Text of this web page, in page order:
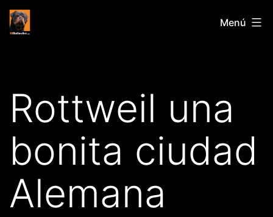
Saltar
Mirottweiler.com Menú
Rottweil una
bonita ciudad
Alemana